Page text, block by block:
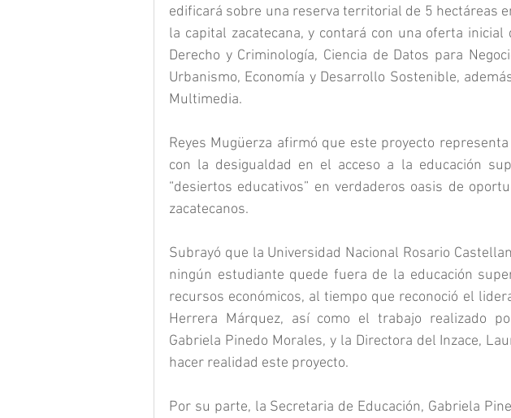
edificará sobre una reserva territorial de 5 hectáreas
la capital zacatecana, y contará con una oferta
Derecho y Criminología, Ciencia de Datos para
Urbanismo, Economía y Desarrollo Sostenible,
Multimedia.
Reyes Mugüerza afirmó que este proyecto
con la desigualdad en el acceso a la educación
“desiertos educativos” en verdaderos oasis de
zacatecanos.
Subrayó que la Universidad Nacional Rosario
ningún estudiante quede fuera de la educación
recursos económicos, al tiempo que reconoció el
Herrera Márquez, así como el trabajo realizado
Gabriela Pinedo Morales, y la Directora del Inzace,
hacer realidad este proyecto.
Por su parte, la Secretaria de Educación, Gabriela